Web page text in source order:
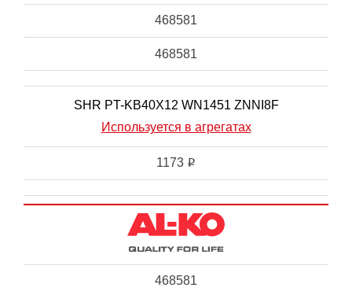
468581
468581
SHR PT-KB40X12 WN1451 ZNNI8F
Используется в агрегатах
1173 i
468581